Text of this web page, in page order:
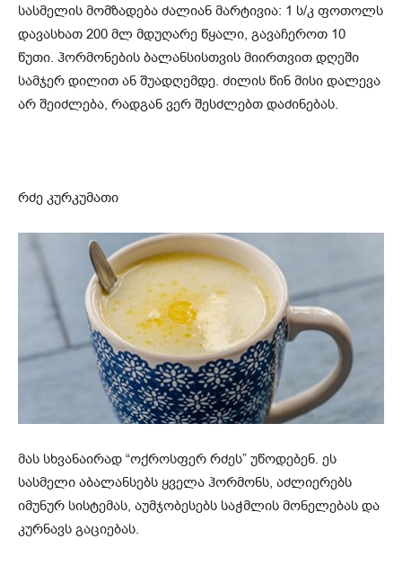
სასმელის მომზადება ძალიან მარტივია: 1 ს/კ ფოთოლს
დავასხათ 200 მლ მდუღარე წყალი, გავაჩეროთ 10
წუთი. ჰორმონების ბალანსისთვის მიირთვით დღეში
სამჯერ დილით ან შუადღემდე. ძილის წინ მისი დალევა
არ შეიძლება, რადგან ვერ შესძლებთ დაძინებას.
რძე კურკუმათი
მას სხვანაირად “ოქროსფერ რძეს” უწოდებენ. ეს
სასმელი აბალანსებს ყველა ჰორმონს, აძლიერებს
იმუნურ სისტემას, აუმჯობესებს საჭმლის მონელებას და
კურნავს გაციებას.